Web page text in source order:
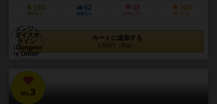
193
興味あり
82
経験あり
48
お気に入り
204
持ってる
カートに追加する
3,300円（税込）
No.3